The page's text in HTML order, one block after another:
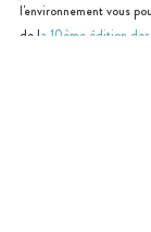
l'environnement vous
de la 10ème édition